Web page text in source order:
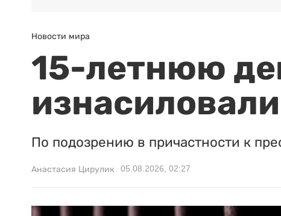
Новости мира
15-летнюю
По подозрению в причастности к
Анастасия Цирулик 05.08.2026, 02:27